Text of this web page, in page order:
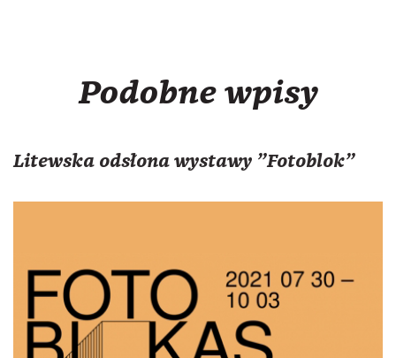
Podobne wpisy
Litewska odsłona wystawy "Fotoblok"